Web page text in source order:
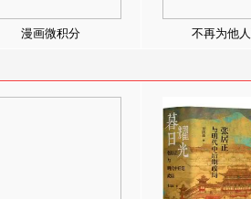
漫画微积分 不再为他